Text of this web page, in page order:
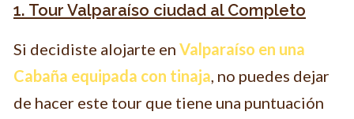
1. Tour Valparaíso ciudad al Completo
Si decidiste alojarte en Valparaíso en una
Cabaña equipada con tinaja, no puedes dejar
de hacer este tour que tiene una puntuación